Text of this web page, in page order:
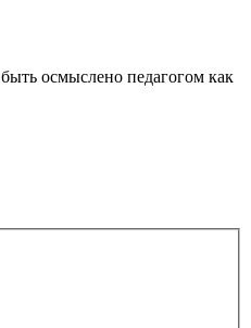
осмыслено педагогом как